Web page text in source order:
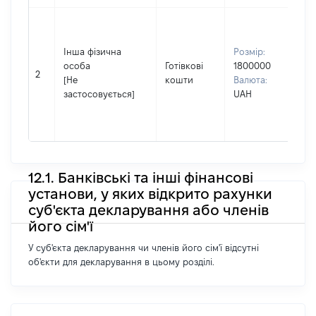
2
Інша фізична
особа
[Не
застосовується]
Готівкові
кошти
Розмір:
1800000
Валюта:
UAH
12.1. Банківські та інші фінансові
установи, у яких відкрито рахунки
суб'єкта декларування або членів
його сім'ї
У суб'єкта декларування чи членів його сім'ї відсутні
об'єкти для декларування в цьому розділі.